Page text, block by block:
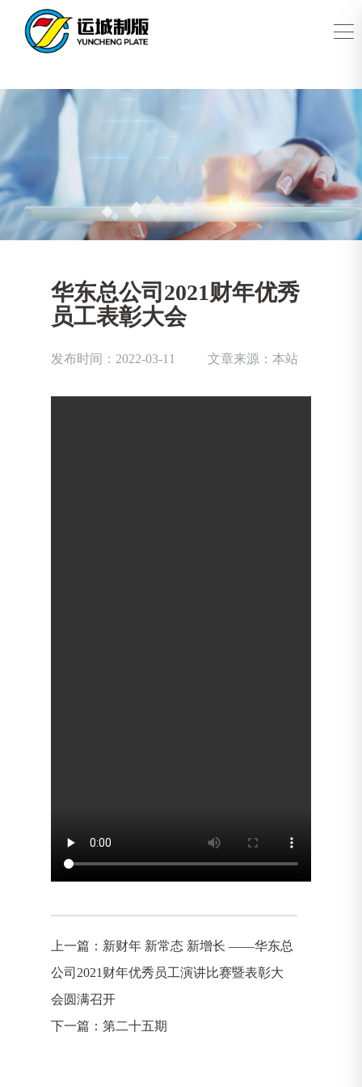
华东总公司2021财年优秀
员工表彰大会
发布时间：2022-03-11 文章来源：本站
上一篇： 新财年 新常态 新增长 ——华东总
公司2021财年优秀员工演讲比赛暨表彰大
会圆满召开
下一篇： 第二十五期